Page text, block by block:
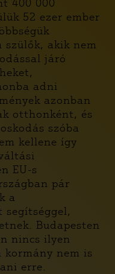
400 000
52 ezer ember
szülők, akik nem
járó
adni
azonban
otthonként, és
szóba
kellene így
EU-s
pár
a
Budapesten
nincs ilyen
nem is
erre.